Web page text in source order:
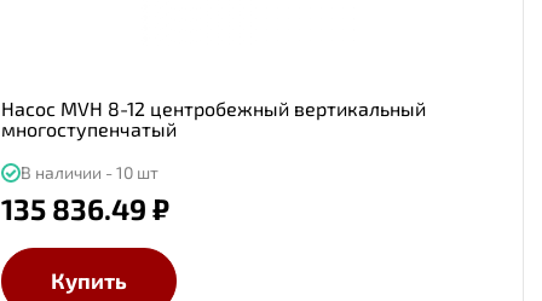
Насос MVH 8-12 центробежный вертикальный
многоступенчатый
В наличии - 10 шт
135 836.49 ₽
Купить